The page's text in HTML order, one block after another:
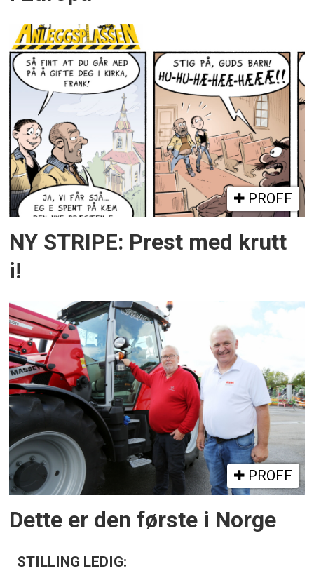
PROFF
NY STRIPE: Prest med krutt
i!
PROFF
Dette er den første i Norge
STILLING LEDIG: